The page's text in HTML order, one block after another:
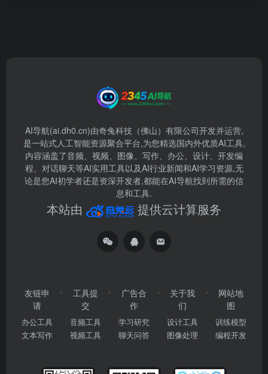
AI导航(ai.dh0.cn)由奇兔科技（佛山）有限公司开发并运营,
是一站式人工智能资源聚合平台,为您精选国内外优质AI工具,
内容涵盖了音频、视频、图像、写作、办公、设计、开发编
程、对话聊天等AI实用工具以及AI行业新闻和AI学习资源,无
论是您AI初学者还是资深开发者,都能在AI导航找到所需的信
息和工具.
本站由 提供云计算服务
友链申
请
办公工具
文本写作
工具提
交
音频工具
视频工具
广告合
作
学习研究
聊天问答
关于我
们
设计工具
图像处理
网站地
图
训练模型
编程开发